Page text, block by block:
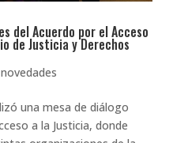
del Acuerdo por el Acceso
de Justicia y Derechos
novedades
una mesa de diálogo
a la Justicia, donde